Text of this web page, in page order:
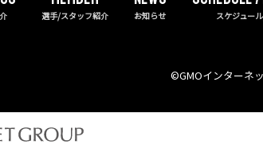
選手/スタッフ紹介 お知らせ スケジュー
©︎GMOインターネ